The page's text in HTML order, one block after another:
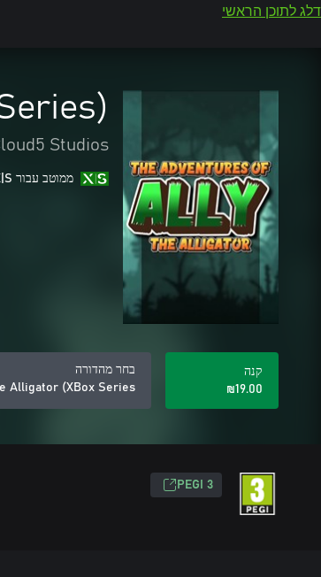
דלג לתוכן הראשי
Studios
ממוטב עבור Xbox Series X|S
קנה
‪₪‎19.00‬
בחר מהדורה
Alligator (XBox Series)
PEGI 3